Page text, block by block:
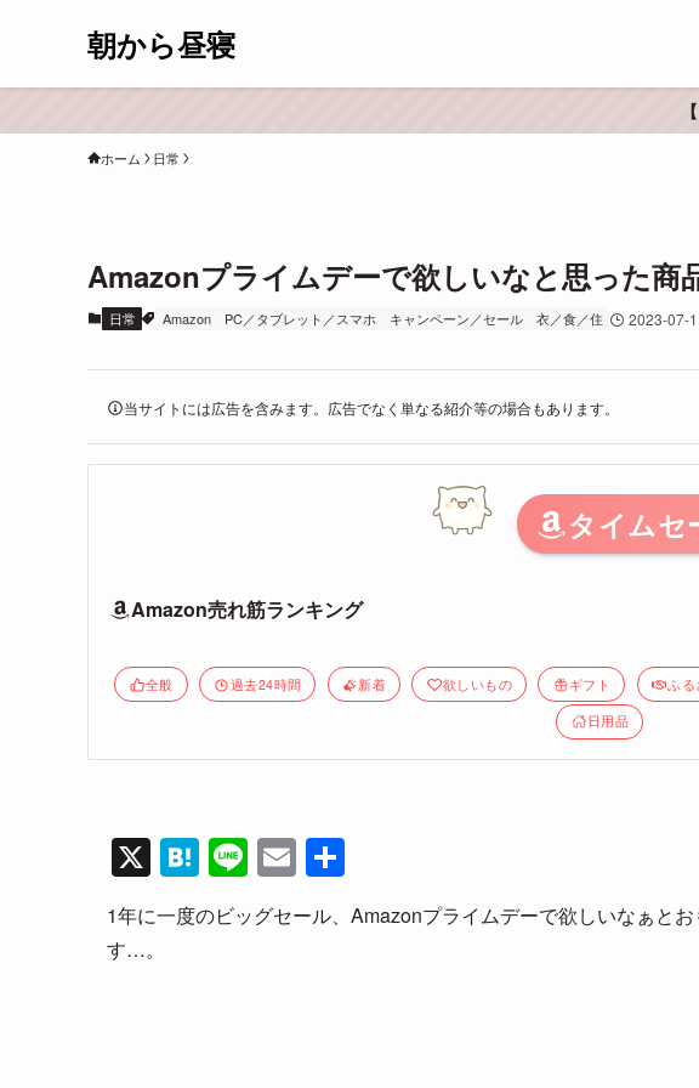
朝から昼寝
ホーム 日常
Amazonプライムデーで欲しいなと思った商
日常 Amazon PC／タブレット／スマホ キャンペーン／セール 衣／食／住 2023-07-
当サイトには広告を含みます。広告でなく単なる紹介等の場合もあります。
タイムセ
Amazon売れ筋ランキング
全般 過去24時間 新着 欲しいもの ギフト ふる
日用品
X H
at
e
Li
n
e
E
m
ail
有
1年に一度のビッグセール、Amazonプライムデーで欲しいなぁと
す…。